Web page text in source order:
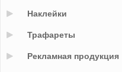
Наклейки
Трафареты
Рекламная продукция